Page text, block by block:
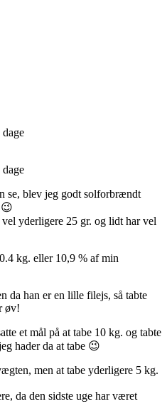
dage
dage
se, blev jeg godt solforbrændt
😉
yderligere 25 gr. og lidt har vel
kg. eller 10,9 % af min
da han er en lille filejs, så tabte
øv!
et mål på at tabe 10 kg. og tabte
hader da at tabe 😉
men at tabe yderligere 5 kg.
da den sidste uge har været